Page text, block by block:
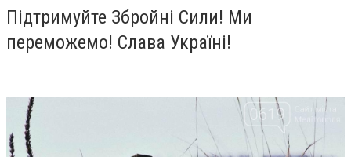
Підтримуйте Збройні Сили! Ми
переможемо! Слава Україні!